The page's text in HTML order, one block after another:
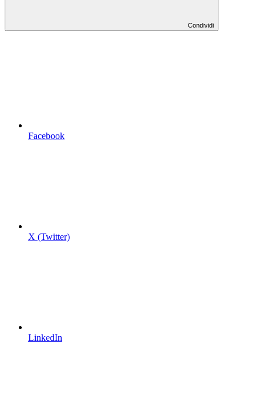
Condividi
Facebook
X (Twitter)
LinkedIn